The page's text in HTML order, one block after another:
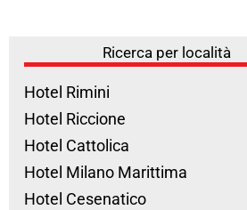
Ricerca per località
Hotel Rimini
Hotel Riccione
Hotel Cattolica
Hotel Milano Marittima
Hotel Cesenatico